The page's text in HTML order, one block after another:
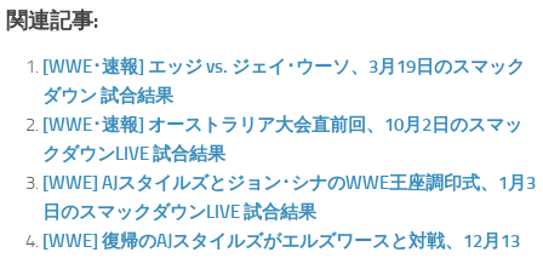
関連記事:
[WWE･速報] エッジ vs. ジェイ･ウーソ、3月19日のスマック
ダウン 試合結果
[WWE･速報] オーストラリア大会直前回、10月2日のスマッ
クダウンLIVE 試合結果
[WWE] AJスタイルズとジョン･シナのWWE王座調印式、1月3
日のスマックダウンLIVE 試合結果
[WWE] 復帰のAJスタイルズがエルズワースと対戦、12月13